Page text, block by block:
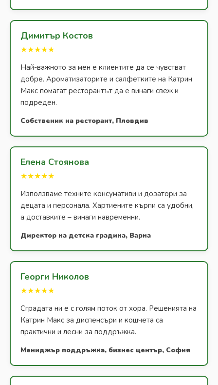
Димитър Костов
★★★★★
Най-важното за мен е клиентите да се чувстват
добре. Ароматизаторите и салфетките на Катрин
Макс помагат ресторантът да е винаги свеж и
подреден.
Собственик на ресторант, Пловдив
Елена Стоянова
★★★★★
Използваме техните консумативи и дозатори за
децата и персонала. Хартиените кърпи са удобни,
а доставките – винаги навременни.
Директор на детска градина, Варна
Георги Николов
★★★★★
Сградата ни е с голям поток от хора. Решенията на
Катрин Макс за диспенсъри и кошчета са
практични и лесни за поддръжка.
Мениджър поддръжка, бизнес център, София